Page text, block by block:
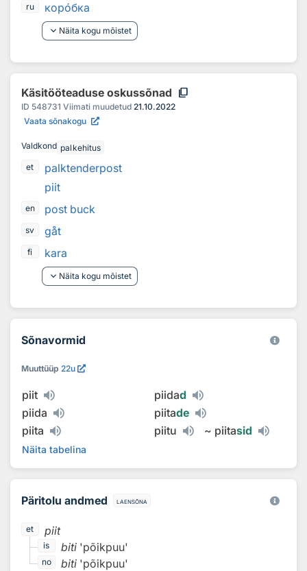
ru коробка
keyboard_arrow_down Näita kogu mõistet
Käsitööteaduse oskussõnad content_copy
ID 548731 Viimati muudetud 21.10.2022
Vaata sõnakogu
Valdkond palkehitus
et
palktenderpost
piit
en post buck
sv gåt
fi
kara
keyboard_arrow_down Näita kogu mõistet
Sõnavormid
Muuttüüp 22u
piit piidad
piida
piitade
piita
piitu ~ piitasid
Näita tabelina
Päritolu andmed laensõna
et piit
is biti 'põikpuu'
no biti 'põikpuu'